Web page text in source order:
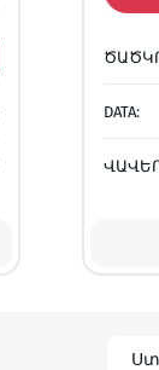
DATA: